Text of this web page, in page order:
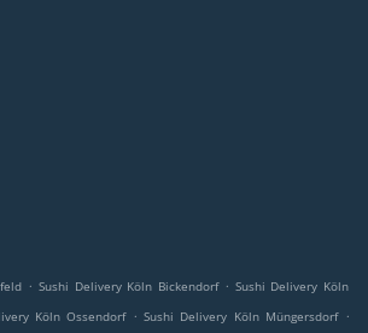
. Sushi Delivery Köln Bickendorf . Sushi Delivery Köln
Köln Ossendorf . Sushi Delivery Köln Müngersdorf .